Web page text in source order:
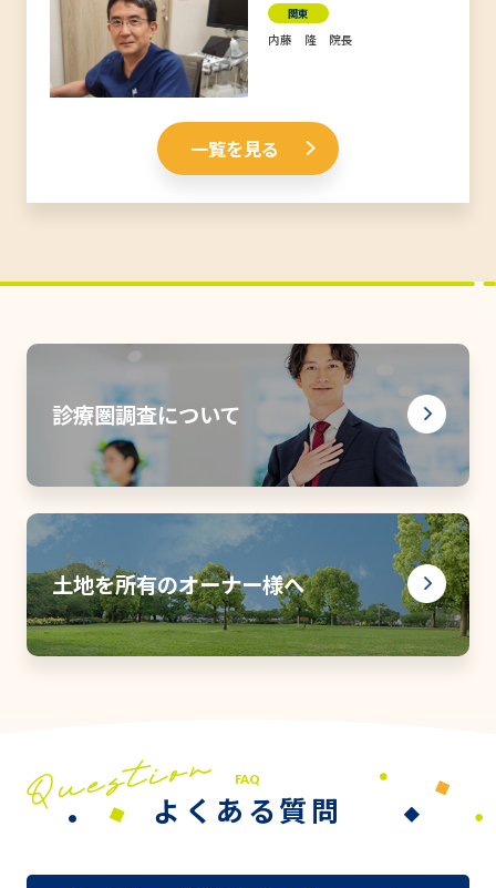
関東
内藤 隆 院長
一覧を見る
診療圏調査について
土地を所有のオーナー様へ
FAQ
よくある質問